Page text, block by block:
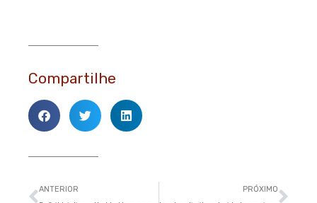
Compartilhe
Anterior
ANTERIOR PRÓXIMO